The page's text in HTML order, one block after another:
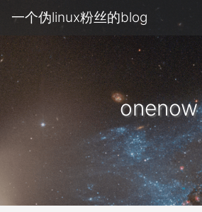
一个伪linux粉丝的blog
onenow